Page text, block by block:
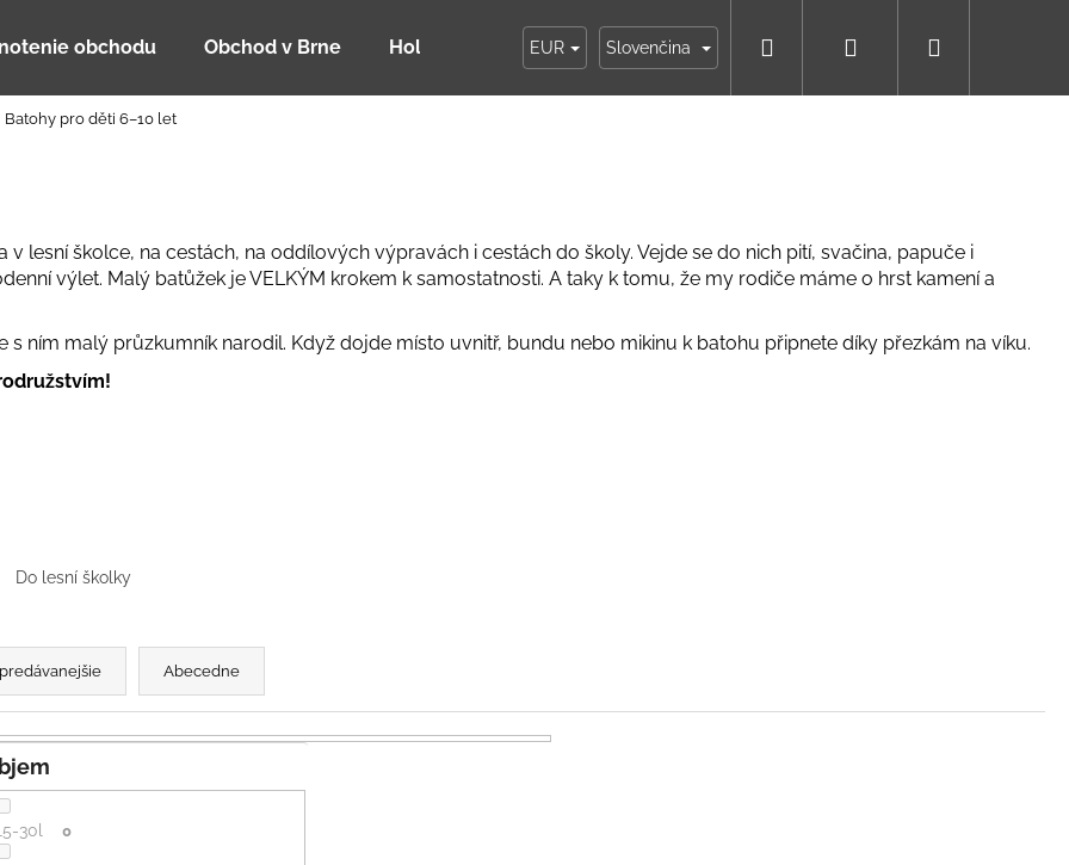
obchodu Obchod v Brne Holky Dupeťačky Moja objednávka
EUR Slovenčina Prihlásenie
Batohy pro děti 6–10 let
lesní školce, na cestách, na oddílových výpravách i cestách do školy. Vejde se do nich pití, svačina, papuče i
výlet. Malý batůžek je VELKÝM krokem k samostatnosti. A taky k tomu, že my rodiče máme o hrst kamení a
s ním malý průzkumník narodil. Když dojde místo uvnitř, bundu nebo mikinu k batohu připnete díky přezkám na víku.
Do lesní školky
Abecedne
30l 0
Čo potrebujete nájsť?
Odporúčame